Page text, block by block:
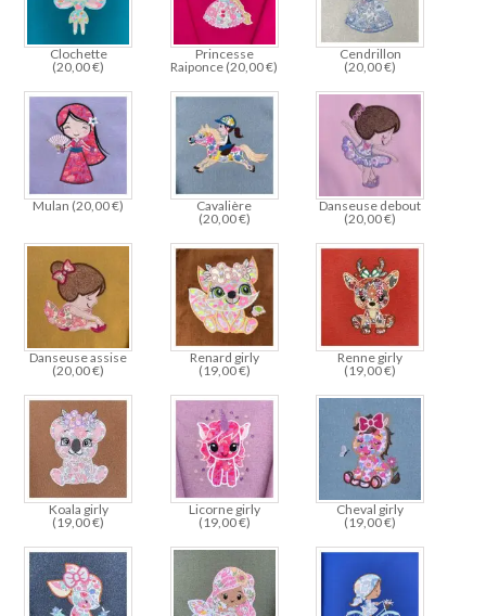
Clochette
(20,00€)
Princesse
Raiponce (20,00€)
Cendrillon
(20,00€)
Mulan (20,00€)
Cavalière
(20,00€)
Danseuse debout
(20,00€)
Danseuse assise
(20,00€)
Renard girly
(19,00€)
Renne girly
(19,00€)
Koala girly
(19,00€)
Licorne girly
(19,00€)
Cheval girly
(19,00€)